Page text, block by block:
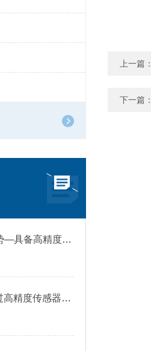
手持气象站产品优势—具备高精度、高稳定性、抗干扰能力强等特点
户外IV测试仪—通过高精度传感器捕获实时数据，显示功率输出随环境变化趋势
上一篇
下一篇